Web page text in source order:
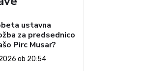
ustavna
za predsednico
Pirc Musar?
ob 20:54